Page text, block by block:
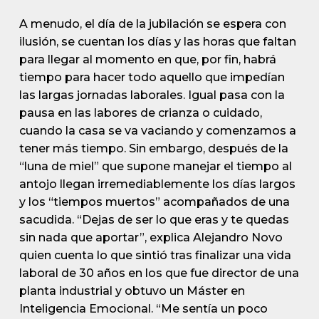
A menudo, el día de la jubilación se espera con
ilusión, se cuentan los días y las horas que faltan
para llegar al momento en que, por fin, habrá
tiempo para hacer todo aquello que impedían
las largas jornadas laborales. Igual pasa con la
pausa en las labores de crianza o cuidado,
cuando la casa se va vaciando y comenzamos a
tener más tiempo. Sin embargo, después de la
“luna de miel” que supone manejar el tiempo al
antojo llegan irremediablemente los días largos
y los “tiempos muertos” acompañados de una
sacudida. “Dejas de ser lo que eras y te quedas
sin nada que aportar”, explica Alejandro Novo
quien cuenta lo que sintió tras finalizar una vida
laboral de 30 años en los que fue director de una
planta industrial y obtuvo un Máster en
Inteligencia Emocional. “Me sentía un poco